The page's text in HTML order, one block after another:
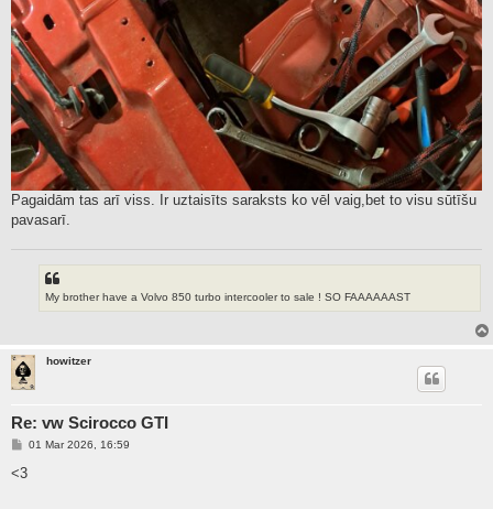
Pagaidām tas arī viss. Ir uztaisīts saraksts ko vēl vaig,bet to visu sūtīšu
pavasarī.
My brother have a Volvo 850 turbo intercooler to sale ! SO FAAAAAAST
howitzer
Re: vw Scirocco GTI
P
s
01 Mar 2026, 16:59
<3